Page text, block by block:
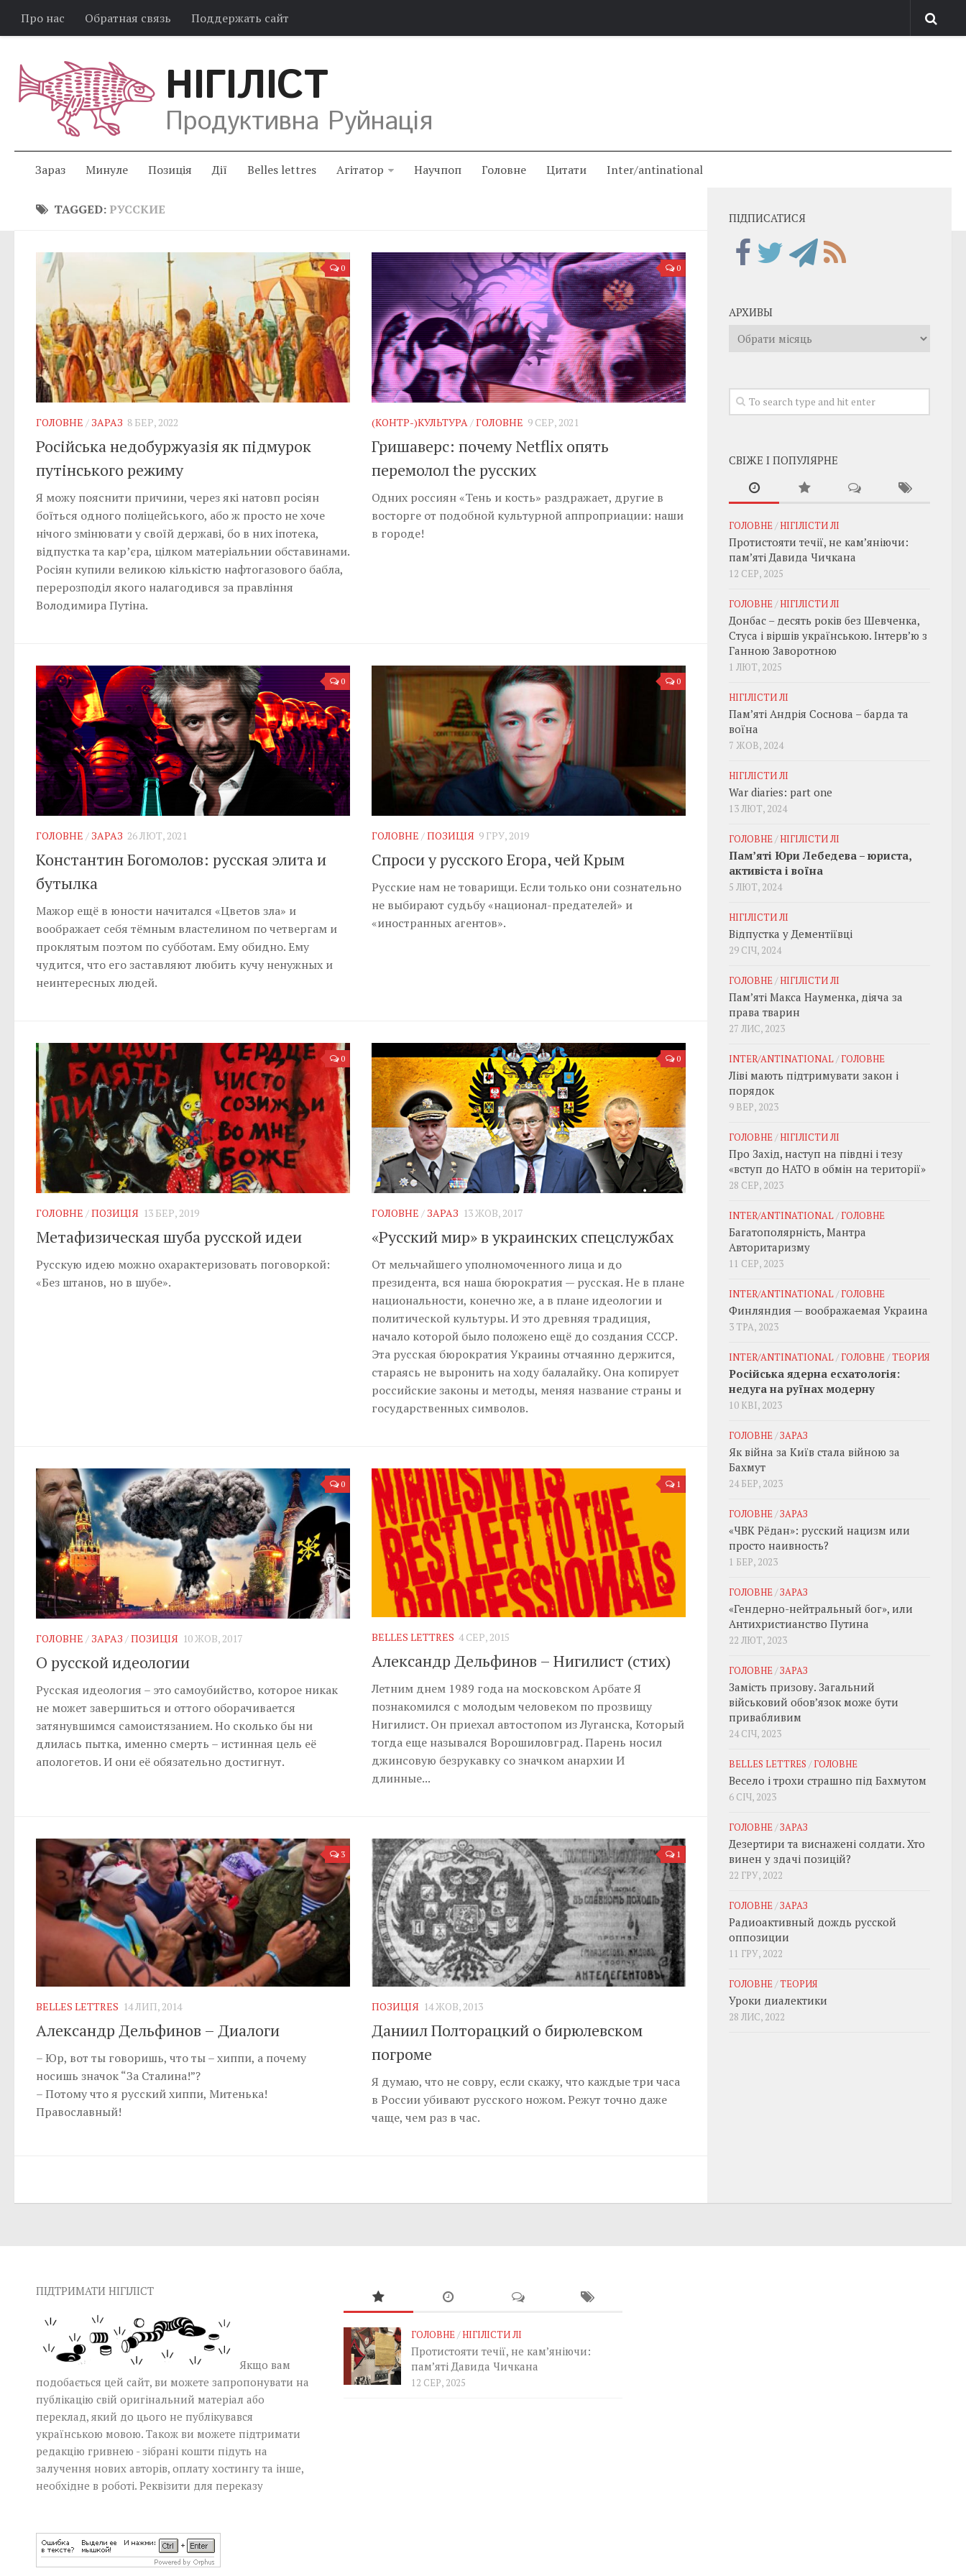
Про нас Обратная связь Поддержать сайт
НІГІЛІСТ
Продуктивна Руйнація
Зараз Минуле Позиція Дії Belles lettres Агітатор Научпоп Головне Цитати Inter/antinational
TAGGED: РУССКИЕ
0
ГОЛОВНЕ / ЗАРАЗ 8 БЕР, 2022
Російська недобуржуазія як підмурок
путінського режиму
Я можу пояснити причини, через які натовп росіян
боїться одного поліцейського, або ж просто не хоче
нічого змінювати у своїй державі, бо в них іпотека,
відпустка та кар’єра, цілком матеріальнии обставинами.
Росіян купили великою кількістю нафтогазового бабла,
перерозподіл якого налагодився за правління
Володимира Путіна.
0
(КОНТР-)КУЛЬТУРА/ГОЛОВНЕ 9 СЕР, 2021
Гришаверс: почему Netflix опять
перемолол the русских
Одних россиян «Тень и кость» раздражает, другие в
восторге от подобной культурной аппроприации: наши
в городе!
0
ГОЛОВНЕ / ЗАРАЗ 26 ЛЮТ, 2021
Константин Богомолов: русская элита и
бутылка
Мажор ещё в юности начитался «Цветов зла» и
воображает себя тёмным властелином по четвергам и
проклятым поэтом по субботам. Ему обидно. Ему
чудится, что его заставляют любить кучу ненужных и
неинтересных людей.
0
ГОЛОВНЕ /ПОЗИЦІЯ 9 ГРУ, 2019
Спроси у русского Егора, чей Крым
Русские нам не товарищи. Если только они сознательно
не выбирают судьбу «национал-предателей» и
«иностранных агентов».
0
ГОЛОВНЕ /ПОЗИЦІЯ 13 БЕР, 2019
Метафизическая шуба русской идеи
Русскую идею можно охарактеризовать поговоркой:
«Без штанов, но в шубе».
0
ГОЛОВНЕ / ЗАРАЗ 13 ЖОВ, 2017
«Русский мир» в украинских спецслужбах
От мельчайшего уполномоченного лица и до
президента, вся наша бюрократия — русская. Не в плане
национальности, конечно же, а в плане идеологии и
политической культуры. И это древняя традиция,
начало которой было положено ещё до создания СССР.
Эта русская бюрократия Украины отчаянно держится,
стараясь не выронить на ходу балалайку. Она копирует
российские законы и методы, меняя название страны и
государственных символов.
0
ГОЛОВНЕ / ЗАРАЗ /ПОЗИЦІЯ 10 ЖОВ, 2017
О русской идеологии
Русская идеология – это самоубийство, которое никак
не может завершиться и оттого оборачивается
затянувшимся самоистязанием. Но сколько бы ни
длилась пытка, именно смерть – истинная цель её
апологетов. И они её обязательно достигнут.
1
BELLES LETTRES 4 СЕР, 2015
Александр Дельфинов – Нигилист (стих)
Летним днем 1989 года на московском Арбате Я
познакомился с молодым человеком по прозвищу
Нигилист. Он приехал автостопом из Луганска, Который
тогда еще назывался Ворошиловград. Парень носил
джинсовую безрукавку со значком анархии И
длинные...
3
BELLES LETTRES 14 ЛИП, 2014
Александр Дельфинов – Диалоги
– Юр, вот ты говоришь, что ты – хиппи, а почему
носишь значок “За Сталина!”?
– Потому что я русский хиппи, Митенька!
Православный!
1
ПОЗИЦІЯ 14 ЖОВ, 2013
Даниил Полторацкий о бирюлевском
погроме
Я думаю, что не совру, если скажу, что каждые три часа
в России убивают русского ножом. Режут точно даже
чаще, чем раз в час.
ПІДПИСАТИСЯ
АРХИВЫ
Архивы
СВІЖЕ І ПОПУЛЯРНЕ
ГОЛОВНЕ/НІГІЛІСТИ ЛІ
Протистояти течії, не кам’яніючи:
пам’яті Давида Чичкана
12 СЕР, 2025
ГОЛОВНЕ/НІГІЛІСТИ ЛІ
Донбас – десять років без Шевченка,
Стуса і віршів українською. Інтерв’ю з
Ганною Заворотною
1 ЛЮТ, 2025
НІГІЛІСТИ ЛІ
Пам’яті Андрія Соснова – барда та
воїна
7 ЖОВ, 2024
НІГІЛІСТИ ЛІ
War diaries: part one
13 ЛЮТ, 2024
ГОЛОВНЕ/НІГІЛІСТИ ЛІ
Пам’яті Юри Лебедева – юриста,
активіста і воїна
5 ЛЮТ, 2024
НІГІЛІСТИ ЛІ
Відпустка у Дементіївці
29 СІЧ, 2024
ГОЛОВНЕ/НІГІЛІСТИ ЛІ
Пам’яті Макса Науменка, діяча за
права тварин
27 ЛИС, 2023
INTER/ANTINATIONAL/ГОЛОВНЕ
Ліві мають підтримувати закон і
порядок
9 ВЕР, 2023
ГОЛОВНЕ/НІГІЛІСТИ ЛІ
Про Захід, наступ на півдні і тезу
«вступ до НАТО в обмін на території»
28 СЕР, 2023
INTER/ANTINATIONAL/ГОЛОВНЕ
Багатополярність, Мантра
Авторитаризму
11 СЕР, 2023
INTER/ANTINATIONAL/ГОЛОВНЕ
Финляндия — воображаемая Украина
3 ТРА, 2023
INTER/ANTINATIONAL/ГОЛОВНЕ/ТЕОРИЯ
Російська ядерна есхатологія:
недуга на руїнах модерну
10 КВІ, 2023
ГОЛОВНЕ/ЗАРАЗ
Як війна за Київ стала війною за
Бахмут
24 БЕР, 2023
ГОЛОВНЕ/ЗАРАЗ
«ЧВК Рёдан»: русский нацизм или
просто наивность?
1 БЕР, 2023
ГОЛОВНЕ/ЗАРАЗ
«Гендерно-нейтральный бог», или
Антихристианство Путина
22 ЛЮТ, 2023
ГОЛОВНЕ/ЗАРАЗ
Замість призову. Загальний
військовий обовʼязок може бути
привабливим
24 СІЧ, 2023
BELLES LETTRES /ГОЛОВНЕ
Весело і трохи страшно під Бахмутом
6 СІЧ, 2023
ГОЛОВНЕ/ЗАРАЗ
Дезертири та виснажені солдати. Хто
винен у здачі позицій?
22 ГРУ, 2022
ГОЛОВНЕ/ЗАРАЗ
Радиоактивный дождь русской
оппозиции
11 ГРУ, 2022
ГОЛОВНЕ/ТЕОРИЯ
Уроки диалектики
28 ЛИС, 2022
ПІДТРИМАТИ НІГІЛІСТ
Якщо вам
подобається цей сайт, ви можете запропонувати на
публікацію свій оригінальний матеріал або
переклад, який до цього не публікувався
українською мовою. Також ви можете підтримати
редакцію гривнею - зібрані кошти підуть на
залучення нових авторів, оплату хостингу та інше,
необхідне в роботі. Реквізити для переказу
ГОЛОВНЕ/НІГІЛІСТИ ЛІ
Протистояти течії, не кам’яніючи:
пам’яті Давида Чичкана
12 СЕР, 2025